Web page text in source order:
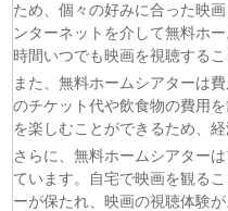
(05/08)ヒロイン？聖女？いい
（誇）！ 第7話
(05/08)幼女戦記Ⅱ 第5話
(05/08) 花ざかりの君たちへ
ため、個々の好みに合った映
ンターネットを介して無料ホ
時間いつでも映画を視聴するこ
また、無料ホームシアターは
のチケット代や飲食物の費用
を楽しむことができるため、経
さらに、無料ホームシアター
ています。自宅で映画を観る
ーが保たれ、映画の視聴体験